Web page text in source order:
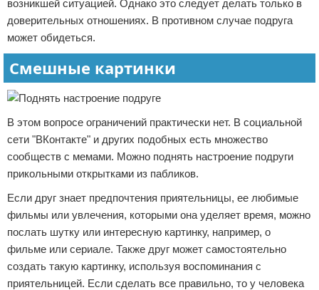
возникшей ситуацией. Однако это следует делать только в
доверительных отношениях. В противном случае подруга
может обидеться.
Смешные картинки
В этом вопросе ограничений практически нет. В социальной
сети "ВКонтакте" и других подобных есть множество
сообществ с мемами. Можно поднять настроение подруги
прикольными открытками из пабликов.
Если друг знает предпочтения приятельницы, ее любимые
фильмы или увлечения, которыми она уделяет время, можно
послать шутку или интересную картинку, например, о
фильме или сериале. Также друг может самостоятельно
создать такую картинку, используя воспоминания с
приятельницей. Если сделать все правильно, то у человека